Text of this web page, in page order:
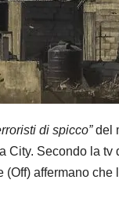
di spicco”del
City. Secondo la tv
affermano